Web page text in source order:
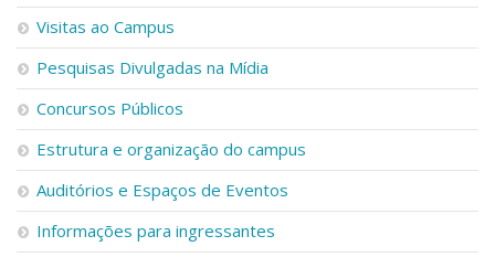
Visitas ao Campus
Pesquisas Divulgadas na Mídia
Concursos Públicos
Estrutura e organização do campus
Auditórios e Espaços de Eventos
Informações para ingressantes